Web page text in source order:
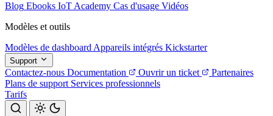
Blog Ebooks IoT Academy Cas d'usage Vidéos
Modèles et outils
Modèles de dashboard Appareils intégrés Kickstarter
Support
Contactez-nous Documentation Ouvrir un ticket
Partenaires
Plans de support Services professionnels
Tarifs